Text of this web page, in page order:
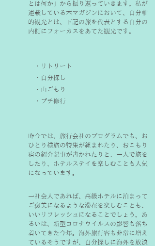
とは何か」から振り返っていきます。私が
連載している本マガジンにおいて、自分軸
的観光とは、下記の旅を代表とする自分の
内側にフォーカスをあてた観光です。
・リトリート
・自分探し
・山ごもり
・プチ修行
昨今では、旅行会社のプログラムでも、お
ひとり様旅の特集が組まれたり、おこもり
宿の紹介記事が書かれたりと、一人で旅を
したり、ホテルステイを楽しむことも人気
になっています。
一社会人であれば、高級ホテルに泊まって
ご褒美になるような滞在を楽しむことも、
いいリフレッシュになることでしょう。あ
るいは、新型コロナウイルスの影響も落ち
着いてきた今年。海外旅行客も非常に増え
ているそうですが、自分探しに海外を放浪